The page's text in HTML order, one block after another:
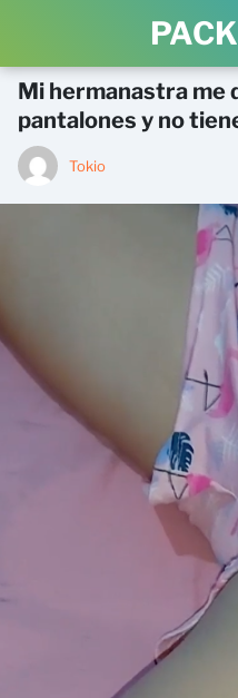
Mi hermanastra me
pantalones y no
Tokio